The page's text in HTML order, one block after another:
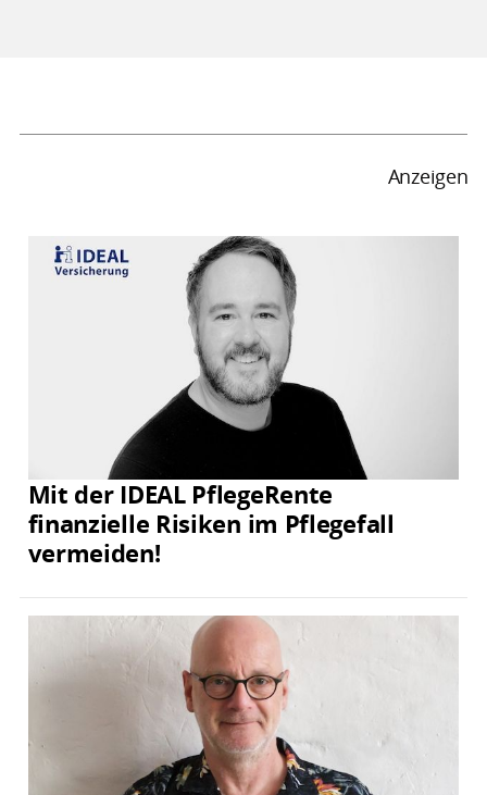
Anzeigen
Mit der IDEAL PflegeRente
finanzielle Risiken im Pflegefall
vermeiden!